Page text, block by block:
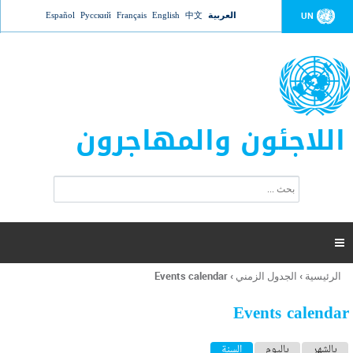
Jump to navigation UN العربية 中文
English
Français
Русский
Español
اللاجئون والمهاجرون
ت
ر
ل
ح
ب

أنت
هنا
الرئيسية › الجدول الزمني ›
Events calendar
Events calendar